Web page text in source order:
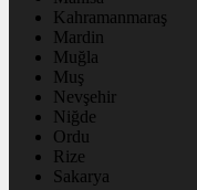
Kahramanmaraş
Mardin
Muğla
Muş
Nevşehir
Niğde
Ordu
Rize
Sakarya